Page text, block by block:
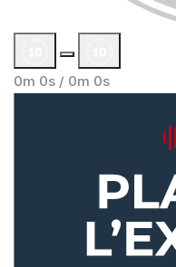
0m 0s / 0m 0s